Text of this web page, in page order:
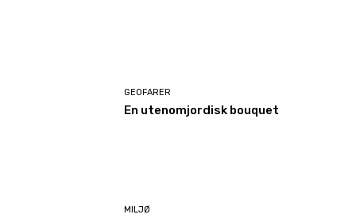
GEOFARER
En utenomjordisk bouquet
MILJØ